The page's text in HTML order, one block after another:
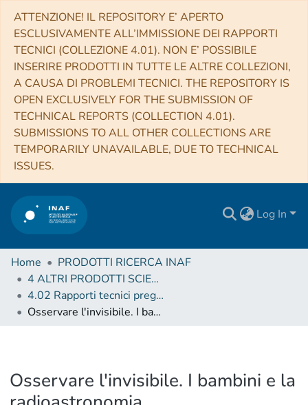
ATTENZIONE! IL REPOSITORY E’ APERTO
ESCLUSIVAMENTE ALL’IMMISSIONE DEI RAPPORTI
TECNICI (COLLEZIONE 4.01). NON E’ POSSIBILE
INSERIRE PRODOTTI IN TUTTE LE ALTRE COLLEZIONI,
A CAUSA DI PROBLEMI TECNICI. THE REPOSITORY IS
OPEN EXCLUSIVELY FOR THE SUBMISSION OF
TECHNICAL REPORTS (COLLECTION 4.01).
SUBMISSIONS TO ALL OTHER COLLECTIONS ARE
TEMPORARILY UNAVAILABLE, DUE TO TECHNICAL
ISSUES.
Log In
Home
PRODOTTI RICERCA INAF
4 ALTRI PRODOTTI SCIENTIFICI (Other scientific products)
4.02 Rapporti tecnici pregressi
Osservare l'invisibile. I bambini e la radioastronomia
Osservare l'invisibile. I bambini e la